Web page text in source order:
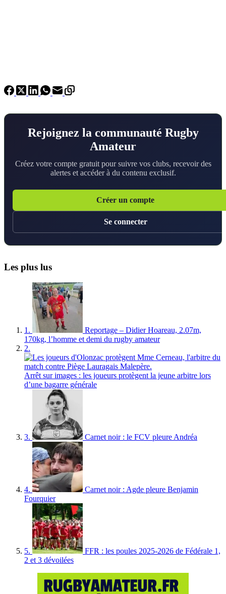
Rejoignez la communauté Rugby
Amateur
Créez votre compte gratuit pour suivre vos clubs, recevoir des
alertes et accéder à du contenu exclusif.
Créer un compte
Se connecter
Les plus lus
1.
Reportage – Didier Hoareau, 2.07m,
170kg, l’homme et demi du rugby amateur
2.
Arrêt sur images : les joueurs protègent la jeune arbitre lors
d’une bagarre générale
3. Carnet noir : le FCV pleure Andréa
4.
Carnet noir : Agde pleure Benjamin
Fourquier
5.
FFR : les poules 2025-2026 de Fédérale 1,
2 et 3 dévoilées